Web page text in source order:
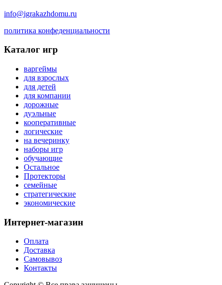
info@igrakazhdomu.ru
политика конфеденциальности
Каталог игр
варгеймы
для взрослых
для детей
для компании
дорожные
дуэльные
кооперативные
логические
на вечеринку
наборы игр
обучающие
Остальное
Протекторы
семейные
стратегические
экономические
Интернет-магазин
Оплата
Доставка
Самовывоз
Контакты